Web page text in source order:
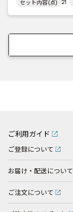
セット内容(点) 21
ご利用ガイド
ご登録について
お届け・配送について
ご注文について